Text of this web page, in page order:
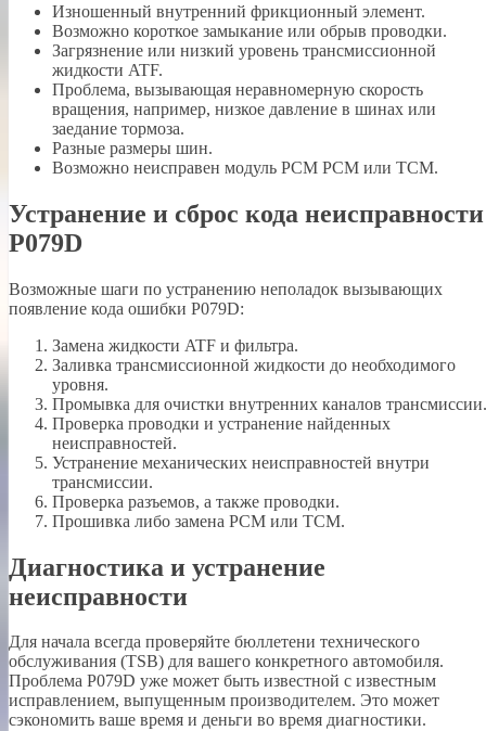
Изношенный внутренний фрикционный элемент.
Возможно короткое замыкание или обрыв проводки.
Загрязнение или низкий уровень трансмиссионной
жидкости ATF.
Проблема, вызывающая неравномерную скорость
вращения, например, низкое давление в шинах или
заедание тормоза.
Разные размеры шин.
Возможно неисправен модуль PCM PCM или TCM.
Устранение и сброс кода неисправности
P079D
Возможные шаги по устранению неполадок вызывающих
появление кода ошибки P079D:
Замена жидкости ATF и фильтра.
Заливка трансмиссионной жидкости до необходимого
уровня.
Промывка для очистки внутренних каналов трансмиссии.
Проверка проводки и устранение найденных
неисправностей.
Устранение механических неисправностей внутри
трансмиссии.
Проверка разъемов, а также проводки.
Прошивка либо замена PCM или TCM.
Диагностика и устранение
неисправности
Для начала всегда проверяйте бюллетени технического
обслуживания (TSB) для вашего конкретного автомобиля.
Проблема P079D уже может быть известной с известным
исправлением, выпущенным производителем. Это может
сэкономить ваше время и деньги во время диагностики.